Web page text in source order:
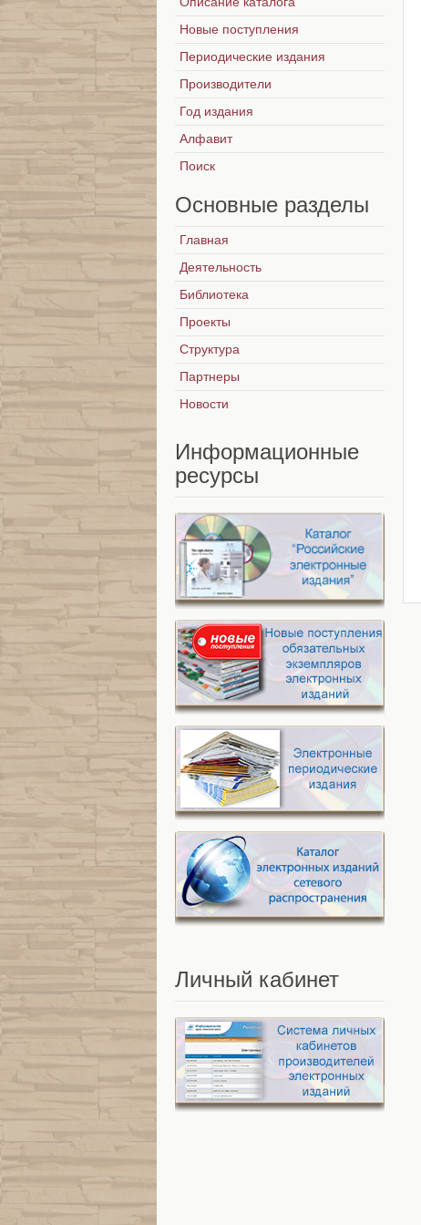
Новые поступления
Периодические издания
Производители
Год издания
Алфавит
Поиск
Основные разделы
Главная
Деятельность
Библиотека
Проекты
Структура
Партнеры
Новости
Информационные
ресурсы
Личный кабинет